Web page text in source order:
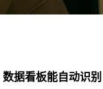
数据看板能自动识别